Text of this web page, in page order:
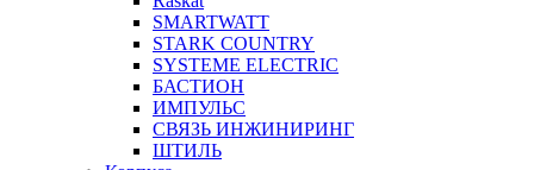
SMARTWATT
STARK COUNTRY
SYSTEME ELECTRIC
БАСТИОН
ИМПУЛЬС
СВЯЗЬ ИНЖИНИРИНГ
ШТИЛЬ